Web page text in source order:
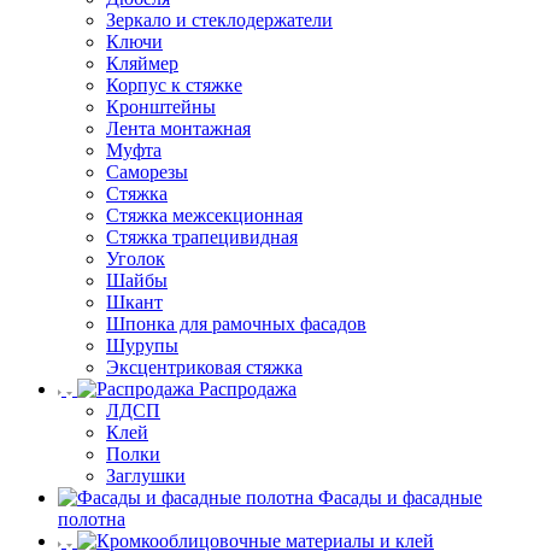
Зеркало и стеклодержатели
Ключи
Кляймер
Корпус к стяжке
Кронштейны
Лента монтажная
Муфта
Саморезы
Стяжка
Стяжка межсекционная
Стяжка трапецивидная
Уголок
Шайбы
Шкант
Шпонка для рамочных фасадов
Шурупы
Эксцентриковая стяжка
Распродажа
ЛДСП
Клей
Полки
Заглушки
Фасады и фасадные
полотна